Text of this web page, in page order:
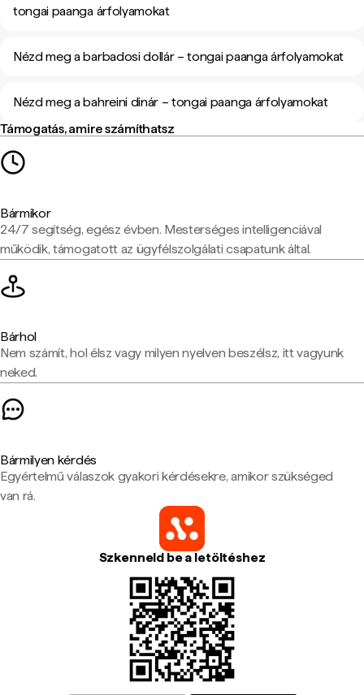
tongai paanga árfolyamokat
Nézd meg a barbadosi dollár – tongai paanga árfolyamokat
Nézd meg a bahreini dinár – tongai paanga árfolyamokat
Támogatás, amire számíthatsz
Bármikor
24/7 segítség, egész évben. Mesterséges intelligenciával
működik, támogatott az ügyfélszolgálati csapatunk által.
Bárhol
Nem számít, hol élsz vagy milyen nyelven beszélsz, itt vagyunk
neked.
Bármilyen kérdés
Egyértelmű válaszok gyakori kérdésekre, amikor szükséged
van rá.
Szkenneld be a letöltéshez